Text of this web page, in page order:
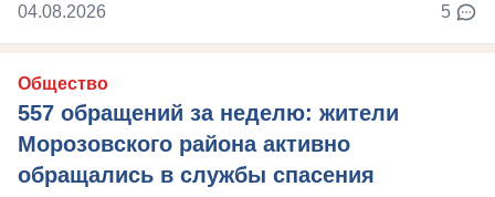
04.08.2026 5
Общество
557 обращений за неделю: жители
Морозовского района активно
обращались в службы спасения